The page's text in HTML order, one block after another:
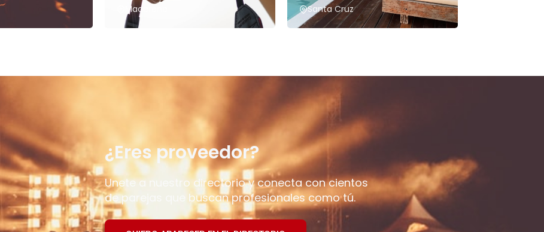
Macarena
Santa Cruz
¿Eres proveedor?
Unete a nuestro directorio y conecta con cientos
de parejas que buscan profesionales como tú.